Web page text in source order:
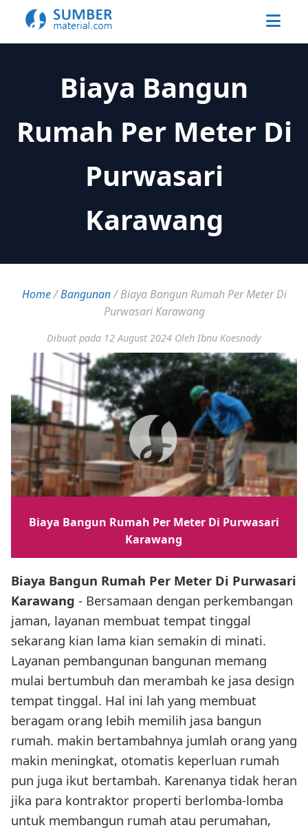
Biaya Bangun
Rumah Per Meter Di
Purwasari
Karawang
Home/Bangunan/Biaya Bangun Rumah Per Meter Di
Purwasari Karawang
Dibuat pada 12 August 2024 Oleh Ibnu Koesnady
Biaya Bangun Rumah Per Meter Di Purwasari
Karawang
Biaya Bangun Rumah Per Meter Di Purwasari
Karawang - Bersamaan dengan perkembangan
jaman, layanan membuat tempat tinggal
sekarang kian lama kian semakin di minati.
Layanan pembangunan bangunan memang
mulai bertumbuh dan merambah ke jasa design
tempat tinggal. Hal ini lah yang membuat
beragam orang lebih memilih jasa bangun
rumah. makin bertambahnya jumlah orang yang
makin meningkat, otomatis keperluan rumah
pun juga ikut bertambah. Karenanya tidak heran
jika para kontraktor properti berlomba-lomba
untuk membangun rumah atau perumahan,